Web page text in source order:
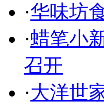
·华味坊
·蜡笔小
召开
·大洋世